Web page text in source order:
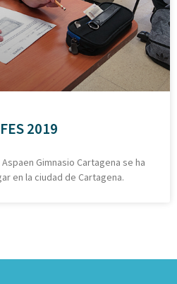
2019
Gimnasio Cartagena se ha
en la ciudad de Cartagena.